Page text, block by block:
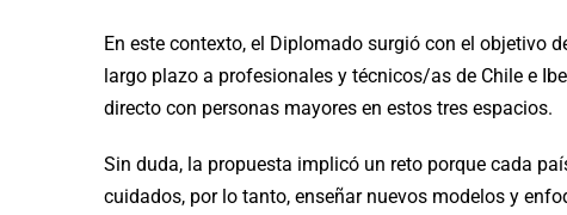
En este contexto, el Diplomado surgió con el objetivo
largo plazo a profesionales y técnicos/as de Chile e
directo con personas mayores en estos tres espacios.
Sin duda, la propuesta implicó un reto porque cada
cuidados, por lo tanto, enseñar nuevos modelos y